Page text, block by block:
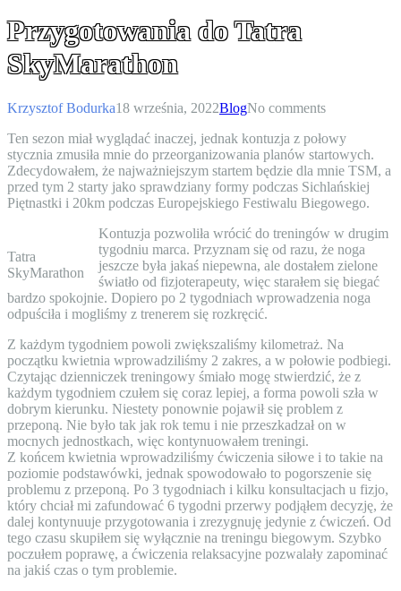
Przygotowania do Tatra
SkyMarathon
Krzysztof Bodurka18 września, 2022BlogNo comments
Ten sezon miał wyglądać inaczej, jednak kontuzja z połowy
stycznia zmusiła mnie do przeorganizowania planów startowych.
Zdecydowałem, że najważniejszym startem będzie dla mnie TSM, a
przed tym 2 starty jako sprawdziany formy podczas Sichlańskiej
Piętnastki i 20km podczas Europejskiego Festiwalu Biegowego.
Tatra
SkyMarathon
Kontuzja pozwoliła wrócić do treningów w drugim
tygodniu marca. Przyznam się od razu, że noga
jeszcze była jakaś niepewna, ale dostałem zielone
światło od fizjoterapeuty, więc starałem się biegać
bardzo spokojnie. Dopiero po 2 tygodniach wprowadzenia noga
odpuściła i mogliśmy z trenerem się rozkręcić.
Z każdym tygodniem powoli zwiększaliśmy kilometraż. Na
początku kwietnia wprowadziliśmy 2 zakres, a w połowie podbiegi.
Czytając dzienniczek treningowy śmiało mogę stwierdzić, że z
każdym tygodniem czułem się coraz lepiej, a forma powoli szła w
dobrym kierunku. Niestety ponownie pojawił się problem z
przeponą. Nie było tak jak rok temu i nie przeszkadzał on w
mocnych jednostkach, więc kontynuowałem treningi.
Z końcem kwietnia wprowadziliśmy ćwiczenia siłowe i to takie na
poziomie podstawówki, jednak spowodowało to pogorszenie się
problemu z przeponą. Po 3 tygodniach i kilku konsultacjach u fizjo,
który chciał mi zafundować 6 tygodni przerwy podjąłem decyzję, że
dalej kontynuuje przygotowania i zrezygnuję jedynie z ćwiczeń. Od
tego czasu skupiłem się wyłącznie na treningu biegowym. Szybko
poczułem poprawę, a ćwiczenia relaksacyjne pozwalały zapominać
na jakiś czas o tym problemie.